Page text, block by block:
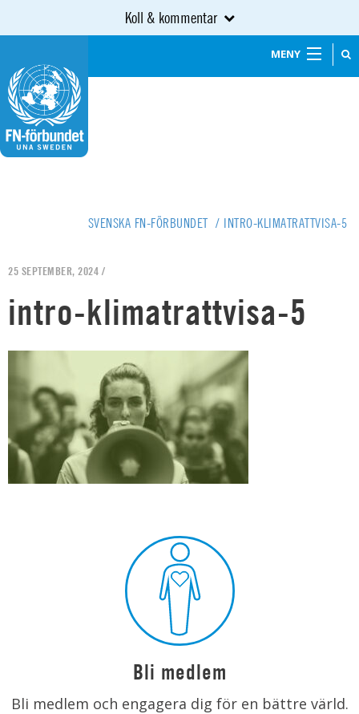
Koll & kommentar
MENY
SVENSKA FN-FÖRBUNDET / INTRO-KLIMATRATTVISA-5
25 SEPTEMBER, 2024 /
intro-klimatrattvisa-5
Bli medlem
Bli medlem och engagera dig för en bättre värld.